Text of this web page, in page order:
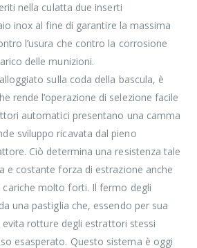
nella culatta due inserti
inox al fine di garantire la massima
l’usura che contro la corrosione
delle munizioni.
sulla coda della bascula, è
rende l’operazione di selezione facile
automatici presentano una camma
sviluppo ricavata dal pieno
Ciò determina una resistenza tale
e costante forza di estrazione anche
molto forti. Il fermo degli
una pastiglia che, essendo per sua
rotture degli estrattori stessi
esasperato. Questo sistema è oggi